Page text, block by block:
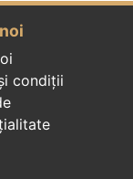
condiții